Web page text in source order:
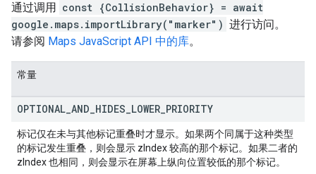
通过调用 const {CollisionBehavior} = await
google.maps.importLibrary("marker") 进行访问。
请参阅 Maps JavaScript API 中的库。
常量
OPTIONAL AND HIDES LOWER PRIORITY
标记仅在未与其他标记重叠时才显示。如果两个同属于这种类型
的标记发生重叠，则会显示 zIndex 较高的那个标记。如果二者的
zIndex 也相同，则会显示在屏幕上纵向位置较低的那个标记。